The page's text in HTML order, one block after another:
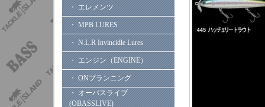
・ エレメンツ
・ MPB LURES
・ N.L.R Invincidle Lures
・ エンジン（ENGINE）
・ ONプランニング
・ オーバスライブ
(OBASSLIVE)